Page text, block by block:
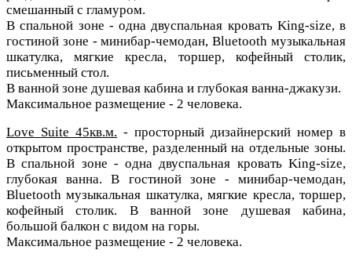
смешанный с гламуром.
В спальной зоне - одна двуспальная кровать King-size, в
гостиной зоне - минибар-чемодан, Bluetooth музыкальная
шкатулка, мягкие кресла, торшер, кофейный столик,
письменный стол.
В ванной зоне душевая кабина и глубокая ванна-джакузи.
Максимальное размещение - 2 человека.
Love Suite 45кв.м. - просторный дизайнерский номер в
открытом пространстве, разделенный на отдельные зоны.
В спальной зоне - одна двуспальная кровать King-size,
глубокая ванна.В гостиной зоне - минибар-чемодан,
Bluetooth музыкальная шкатулка, мягкие кресла, торшер,
кофейный столик. В ванной зоне душевая кабина,
большой балкон с видом на горы.
Максимальное размещение - 2 человека.